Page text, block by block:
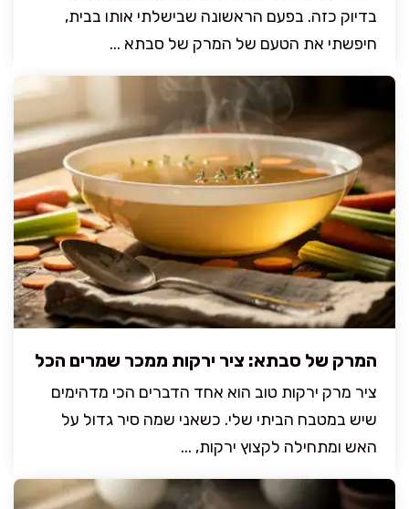
בדיוק כזה. בפעם הראשונה שבישלתי אותו בבית,
חיפשתי את הטעם של המרק של סבתא ...
המרק של סבתא: ציר ירקות ממכר שמרים הכל
ציר מרק ירקות טוב הוא אחד הדברים הכי מדהימים
שיש במטבח הביתי שלי. כשאני שמה סיר גדול על
האש ומתחילה לקצוץ ירקות, ...